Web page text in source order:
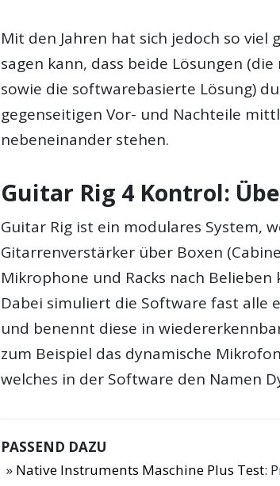
Mit den Jahren hat sich jedoch so viel
sagen kann, dass beide Lösungen
sowie die softwarebasierte Lösung)
gegenseitigen Vor- und Nachteile
nebeneinander stehen.
Guitar Rig 4 Kontrol:
Guitar Rig ist ein modulares System,
Gitarrenverstärker über Boxen
Mikrophone und Racks nach
Dabei simuliert die Software fast alle
und benennt diese in
zum Beispiel das dynamische
welches in der Software den Namen
PASSEND DAZU
Native Instruments Maschine Plus Test: